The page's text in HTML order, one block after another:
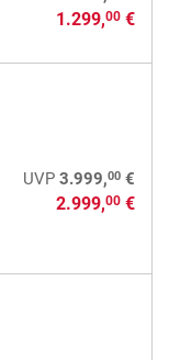
1.299,00€
UVP 3.999,00€
2.999,00€